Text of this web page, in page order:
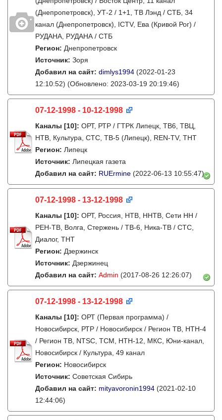
(Днепропетровск), УТ-2 / 1+1, ТВ Лэнд / СТБ, 34
канал (Днепропетровск), ICTV, Ева (Кривой Рог) /
РУДАНА, РУДАНА / СТБ
Регион: Днепропетровск
Источник: Зоря
Добавил на сайт: dimlys1994 (2022-01-23
12:10:52) (Обновлено: 2023-03-19 20:19:46)
07-12-1998 - 10-12-1998
Каналы [10]: ОРТ, РТР / ГТРК Липецк, ТВ6, ТВЦ,
НТВ, Культура, СТС, ТВ-5 (Липецк), REN-TV, ТНТ
Регион: Липецк
Источник: Липецкая газета
Добавил на сайт: RUErmine (2022-06-13 10:55:47)
07-12-1998 - 13-12-1998
Каналы [10]: ОРТ, Россия, НТВ, ННТВ, Сети НН /
РЕН-ТВ, Волга, Стержень / ТВ-6, Ника-ТВ / СТС,
Диалог, ТНТ
Регион: Дзержинск
Источник: Дзержинец
Добавил на сайт: Admin (2017-08-26 12:26:07)
07-12-1998 - 13-12-1998
Каналы [10]: ОРТ (Первая программа) /
Новосибирск, РТР / Новосибирск / Регион ТВ, НТН-4
/ Регион ТВ, NTSC, ТСМ, НТН-12, МКС, Юни-канал,
Новосибирск / Культура, 49 канал
Регион: Новосибирск
Источник: Советская Сибирь
Добавил на сайт: mityavoronin1994 (2021-02-10
12:44:06)